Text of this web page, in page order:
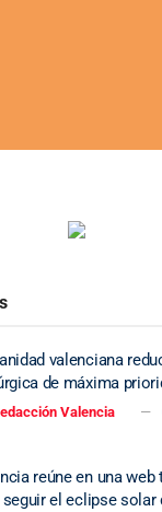
valenciana
de máxima
Valencia
reúne en una
seguir el eclipse solar